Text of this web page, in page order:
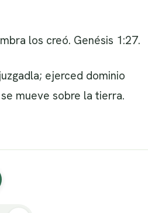
los creó. Genésis 1:27.
ejerced dominio
mueve sobre la tierra.